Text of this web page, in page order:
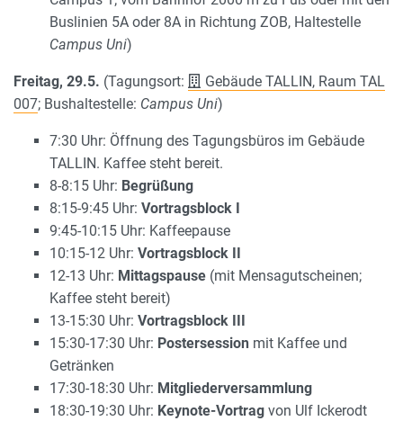
Buslinien 5A oder 8A in Richtung ZOB, Haltestelle
Campus Uni)
Freitag, 29.5. (Tagungsort:
Gebäude TALLIN, Raum TAL
007; Bushaltestelle: Campus Uni)
7:30 Uhr: Öffnung des Tagungsbüros im Gebäude
TALLIN. Kaffee steht bereit.
8-8:15 Uhr: Begrüßung
8:15-9:45 Uhr: Vortragsblock I
9:45-10:15 Uhr: Kaffeepause
10:15-12 Uhr: Vortragsblock II
12-13 Uhr: Mittagspause (mit Mensagutscheinen;
Kaffee steht bereit)
13-15:30 Uhr: Vortragsblock III
15:30-17:30 Uhr: Postersession mit Kaffee und
Getränken
17:30-18:30 Uhr: Mitgliederversammlung
18:30-19:30 Uhr: Keynote-Vortrag von Ulf Ickerodt